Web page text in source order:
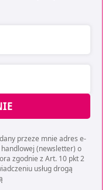
przeze mnie adres e-
(newsletter) o
zgodnie z Art. 10 pkt 2
usług drogą